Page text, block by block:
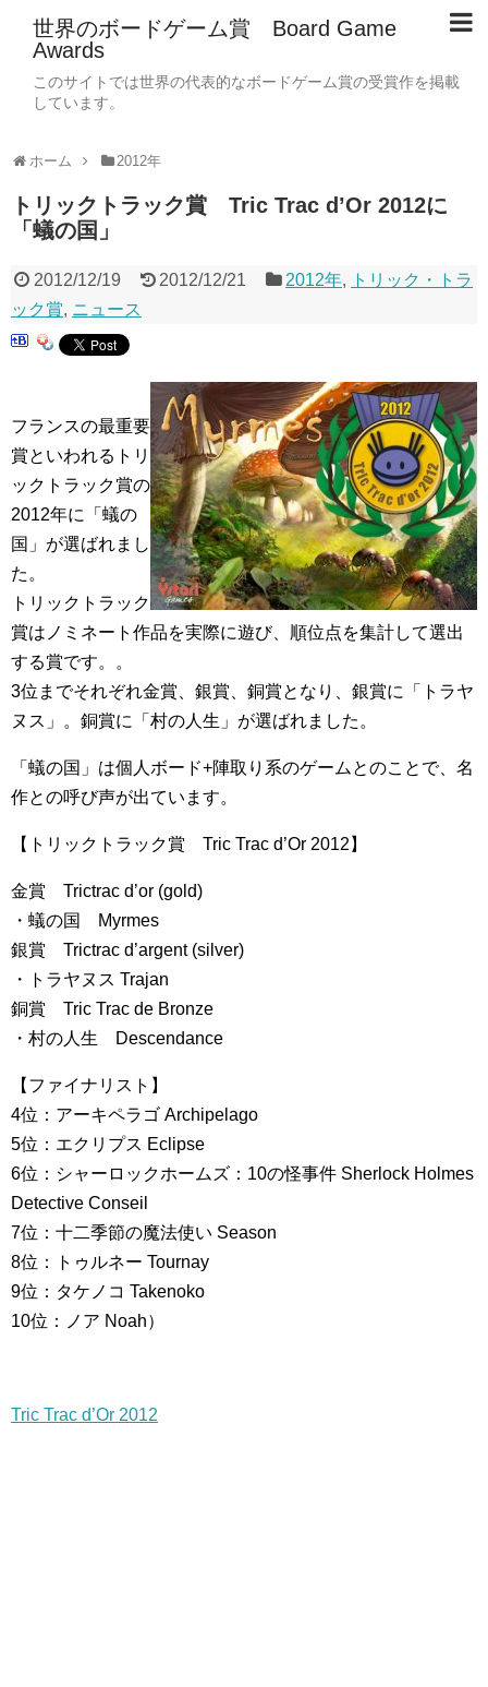
世界のボードゲーム賞 Board Game
Awards
このサイトでは世界の代表的なボードゲーム賞の受賞作を掲載
しています。
ホーム 2012年
トリックトラック賞 Tric Trac d’Or 2012に
「蟻の国」
2012/12/19 2012/12/21 2012年,
トリック・トラ
ック賞, ニュース
フランスの最重要
賞といわれるトリ
ックトラック賞の
2012年に「蟻の
国」が選ばれまし
た。
トリックトラック
賞はノミネート作品を実際に遊び、順位点を集計して選出
する賞です。。
3位までそれぞれ金賞、銀賞、銅賞となり、銀賞に「トラヤ
ヌス」。銅賞に「村の人生」が選ばれました。
「蟻の国」は個人ボード+陣取り系のゲームとのことで、名
作との呼び声が出ています。
【トリックトラック賞 Tric Trac d’Or 2012】
金賞 Trictrac d’or (gold)
・蟻の国 Myrmes
銀賞 Trictrac d’argent (silver)
・トラヤヌス Trajan
銅賞 Tric Trac de Bronze
・村の人生 Descendance
【ファイナリスト】
4位：アーキペラゴ Archipelago
5位：エクリプス Eclipse
6位：シャーロックホームズ：10の怪事件 Sherlock Holmes
Detective Conseil
7位：十二季節の魔法使い Season
8位：トゥルネー Tournay
9位：タケノコ Takenoko
10位：ノア Noah）
Tric Trac d’Or 2012